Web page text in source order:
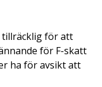
tillräcklig för att
för F-skatt
ha för avsikt att